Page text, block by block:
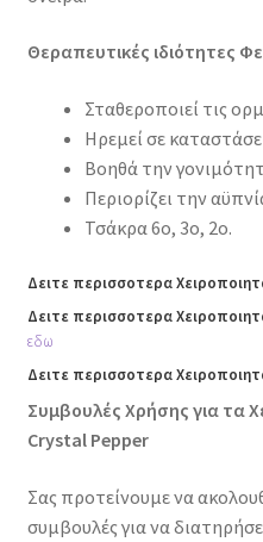
Θεραπευτικές ιδιότητες
Σταθεροποιεί τις
Ηρεμεί σε
Βοηθά την
Περιορίζει την
Τσάκρα 6ο, 3ο, 2ο.
Δειτε περισσοτερα
Δειτε περισσοτερα
εδω
Δειτε περισσοτερα
Συμβουλές Χρήσης για τα
Crystal Pepper
Σας προτείνουμε να
συμβουλές για να